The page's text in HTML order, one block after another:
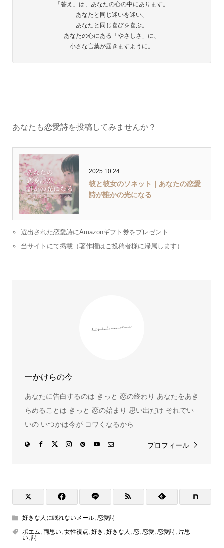
「答え」は、あなたの心の中にあります。
あなたと同じ迷いを迷い、
あなたと同じ喜びを喜ぶ。
あなたの心にある「やさしさ」に、
小さな言葉が届きますように。
あなたも恋愛詩を投稿してみませんか？
2025.10.24
彼と彼女のソネット｜あなたの恋愛
詩が誰かの光になる
選出された恋愛詩にAmazonギフト券をプレゼント
当サイトにて掲載（著作権はご投稿者様に帰属します）
一かけらの今
あなたに告白するのは きっと 恋の終わり あなたをあき
らめることは きっと 恋の始まり 思い出だけ それでい
いの いつかは今が コワくなるから
プロフィール
好きな人に眠れないメール, 恋愛詩
ポエム, 両思い, 女性視点, 好き , 好きな人 , 恋, 恋愛, 恋愛詩, 片思
い, 詩